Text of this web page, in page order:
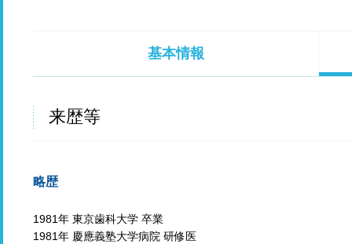
基本情報
来歴等
略歴
1981年 東京歯科大学 卒業
1981年 慶應義塾大学病院 研修医